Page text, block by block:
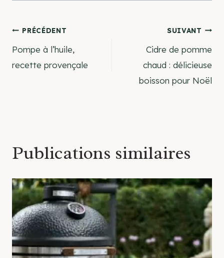
Navigation
de
PRÉCÉDENT
Pompe à l’huile,
recette provençale
SUIVANT
Cidre de pomme
chaud : délicieuse
boisson pour Noël
Publications similaires